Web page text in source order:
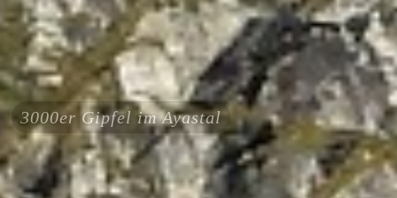
3000er Gipfel im Ayastal